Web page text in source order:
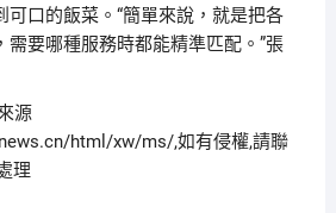
可口的飯菜。“簡單來說，就是把各
需要哪種服務時都能精準匹配。”張
源
html/xw/ms/,如有侵權,請聯
理